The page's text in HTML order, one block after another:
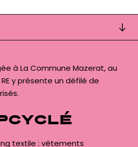
à La Commune Mazerat, au
y présente un défilé de
textile : vêtements